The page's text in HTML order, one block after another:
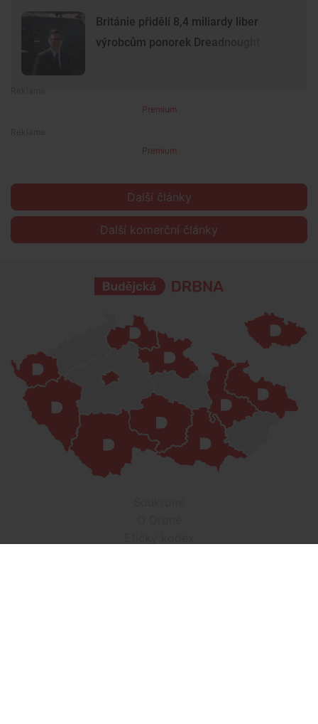
Británie přidělí 8,4 miliardy liber
výrobcům ponorek Dreadnought
Premium
Premium
Další články
Další komerční články